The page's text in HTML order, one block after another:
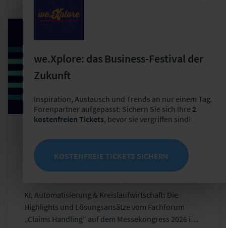
Blogartikel Schadenmanagement
KI, Automatisierung, Kreislaufwirtschaft:
bewegt
KI, Automatisierung & Kreislaufwirtschaft: Die
Highlights und Lösungsansätze vom Fachforum
„Claims Handling“ auf dem Messekongress 2026 im
we.Xplore: das Business-Festival der
Zukunft
Inspiration, Austausch und Trends an nur einem Tag.
Forenpartner aufgepasst: Sichern Sie sich Ihre 2
kostenfreien Tickets, bevor sie vergriffen sind!
KOSTENFREIE TICKETS SICHERN